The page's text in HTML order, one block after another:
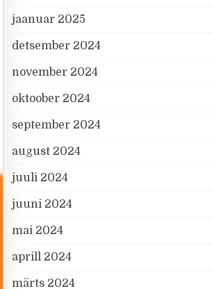
jaanuar 2025
detsember 2024
november 2024
oktoober 2024
september 2024
august 2024
juuli 2024
juuni 2024
mai 2024
aprill 2024
märts 2024